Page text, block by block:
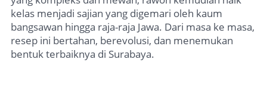
kelas menjadi sajian yang digemari oleh kaum
bangsawan hingga raja-raja Jawa. Dari masa ke masa,
resep ini bertahan, berevolusi, dan menemukan
bentuk terbaiknya di Surabaya.